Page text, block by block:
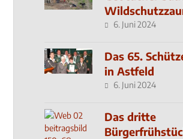
den MachMit!
6. Juni 2024
Das 65.
in Astfeld
6. Juni 2024
Das dritte